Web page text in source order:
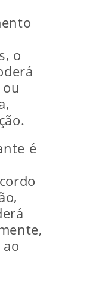
o
é